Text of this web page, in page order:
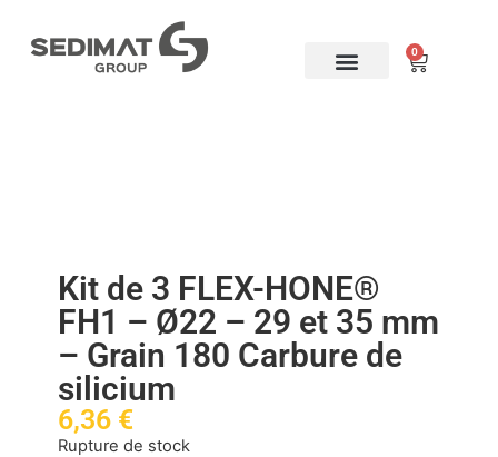
0
Kit de 3 FLEX-HONE®
FH1 – Ø22 – 29 et 35 mm
– Grain 180 Carbure de
silicium
6,36 €
Rupture de stock